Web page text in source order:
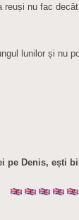
reuși nu fac
lunilor și nu
pe Denis, ești